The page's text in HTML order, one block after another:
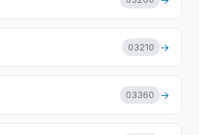
03210 →
03360 →